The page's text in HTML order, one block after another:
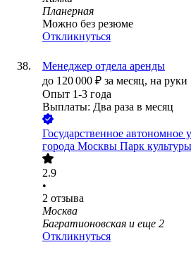
Планерная
Можно без резюме
Откликнуться
Менеджер отдела аренды
до 120 000 ₽ за месяц, на руки
Опыт 1-3 года
Выплаты: Два раза в месяц
Государственное автономное
города Москвы Парк
2.9
•
2 отзыва
Москва
Багратионовская и еще 2
Откликнуться